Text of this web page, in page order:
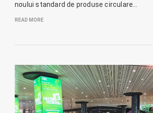
noului standard de produse circulare…
READ MORE